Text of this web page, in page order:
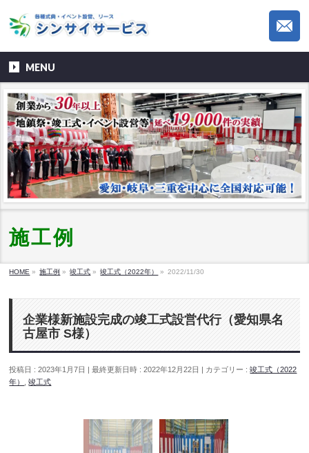
MENU
施工例
HOME » 施工例 » 竣工式 » 竣工式（2022年） » 2022/11/30
企業様新施設完成の竣工式設営代行（愛知県名
古屋市 S様）
投稿日 : 2023年1月7日 最終更新日時 : 2022年12月22日 カテゴリー :竣工式（2022
年）
,竣工式